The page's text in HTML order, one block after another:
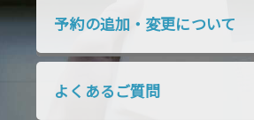
2019年4月
2018年7月 2018年6月
予約の追加・変更について
よくあるご質問